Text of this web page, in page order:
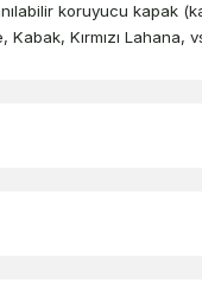
koruyucu kapak
Kırmızı Lahana,